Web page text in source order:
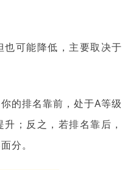
可能降低，主要取决于
的排名靠前，处于A等级
；反之，若排名靠后，
分。